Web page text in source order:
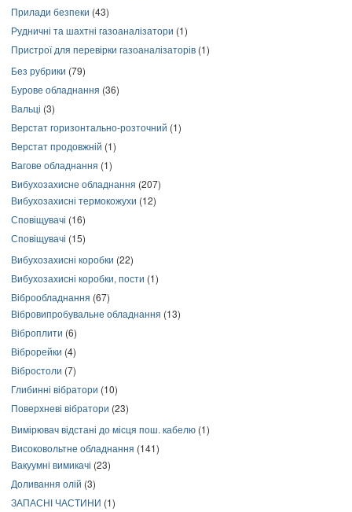
Прилади безпеки (43)
Рудничні та шахтні газоаналізатори (1)
Пристрої для перевірки газоаналізаторів (1)
Без рубрики (79)
Бурове обладнання (36)
Вальці (3)
Верстат горизонтально-розточний (1)
Верстат продовжній (1)
Вагове обладнання (1)
Вибухозахисне обладнання (207)
Вибухозахисні термокожухи (12)
Сповіщувачі (16)
Сповіщувачі (15)
Вибухозахисні коробки (22)
Вибухозахисні коробки, пости (1)
Віброобладнання (67)
Вібровипробувальне обладнання (13)
Віброплити (6)
Віброрейки (4)
Вібростоли (7)
Глибинні вібратори (10)
Поверхневі вібратори (23)
Вимірювач відстані до місця пош. кабелю (1)
Високовольтне обладнання (141)
Вакуумні вимикачі (23)
Доливання олій (3)
ЗАПАСНІ ЧАСТИНИ (1)